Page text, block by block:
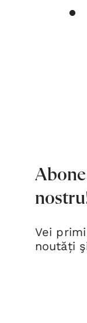
Vei
noutăți